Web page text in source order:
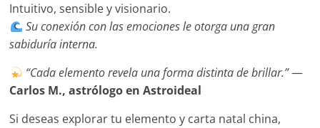
Intuitivo, sensible y visionario.
Su conexión con las emociones le otorga una gran
sabiduría interna.
“Cada elemento revela una forma distinta de brillar.”—
Carlos M., astrólogo en Astroideal
Si deseas explorar tu elemento y carta natal china,